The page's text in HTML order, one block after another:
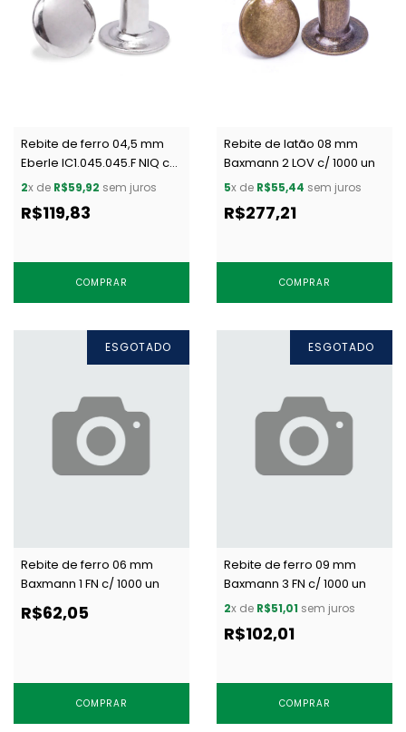
Rebite de ferro 04,5 mm
Eberle IC1.045.045.F NIQ c/
1000 un
2x de R$59,92 sem juros
R$119,83
COMPRAR
Rebite de latão 08 mm
Baxmann 2 LOV c/ 1000 un
5x de R$55,44 sem juros
R$277,21
COMPRAR
ESGOTADO
Rebite de ferro 06 mm
Baxmann 1 FN c/ 1000 un
R$62,05
COMPRAR
ESGOTADO
Rebite de ferro 09 mm
Baxmann 3 FN c/ 1000 un
2x de R$51,01 sem juros
R$102,01
COMPRAR